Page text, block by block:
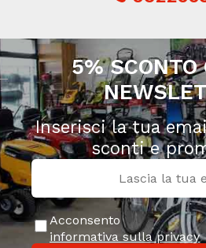
5% SCONTO
Inserisci la tua
sconti e
Acconsento
informativa sulla privacy